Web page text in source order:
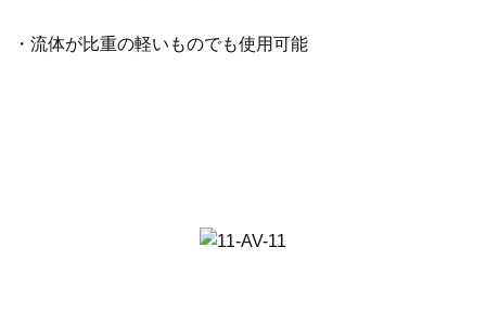
・流体が比重の軽いものでも使用可能